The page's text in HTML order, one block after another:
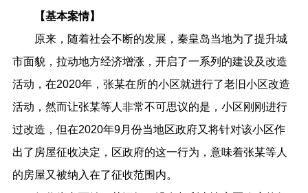
【基本案情】
原来，随着社会不断的发展，秦皇岛当地为了提升城
市面貌，拉动地方经济增涨，开启了一系列的建设及改造
活动，在2020年，张某在所的小区就进行了老旧小区改造
活动，然而让张某等人非常不可思议的是，小区刚刚进行
过改造，但在2020年9月份当地区政府又将针对该小区作
出了房屋征收决定，区政府的这一行为，意味着张某等人
的房屋又被纳入在了征收范围内。